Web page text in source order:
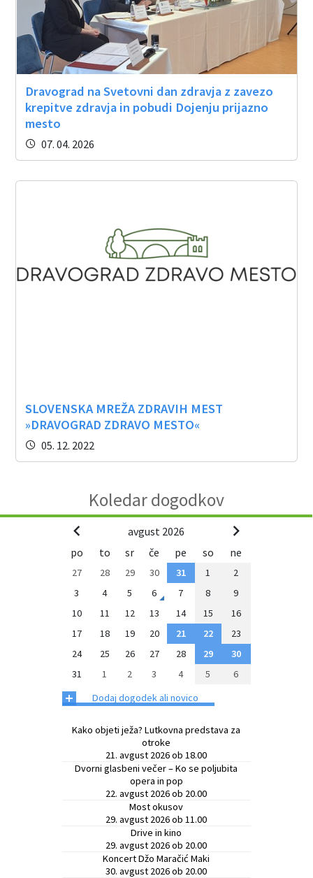
Dravograd na Svetovni dan zdravja z zavezo
krepitve zdravja in pobudi Dojenju prijazno
mesto
07. 04. 2026
SLOVENSKA MREŽA ZDRAVIH MEST
»DRAVOGRAD ZDRAVO MESTO«
05. 12. 2022
Koledar dogodkov
avgust 2026
po
to sr če pe so ne
27 28 29 30 31 1
2
3
4 5 6 7 8
9
10
11 12 13 14 15
16
17
18 19 20 21 22
23
24
25 26 27 28 29
30
31
1 2 3 4 5 6
+ Dodaj dogodek ali novico
Kako objeti ježa? Lutkovna predstava za
otroke
21. avgust 2026 ob 18.00
Dvorni glasbeni večer – Ko se poljubita
opera in pop
22. avgust 2026 ob 20.00
Most okusov
29. avgust 2026 ob 11.00
Drive in kino
29. avgust 2026 ob 20.00
Koncert Džo Maračić Maki
30. avgust 2026 ob 20.00